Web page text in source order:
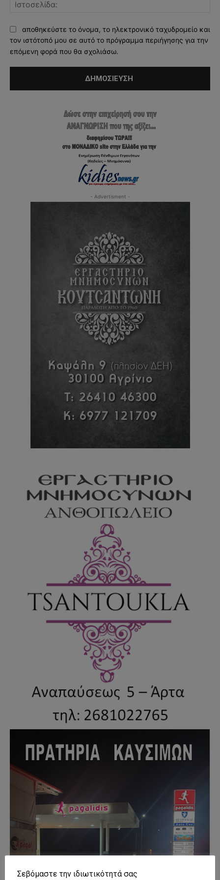
αποθηκεύστε το όνομα, το ηλεκτρονικό ταχυδρομείο και
τον ιστότοπό μου σε αυτό το πρόγραμμα περιήγησης για την
επόμενη φορά που θα σχολιάσω.
- Advertisment -
Σεβόμαστε την ιδιωτικότητά σας